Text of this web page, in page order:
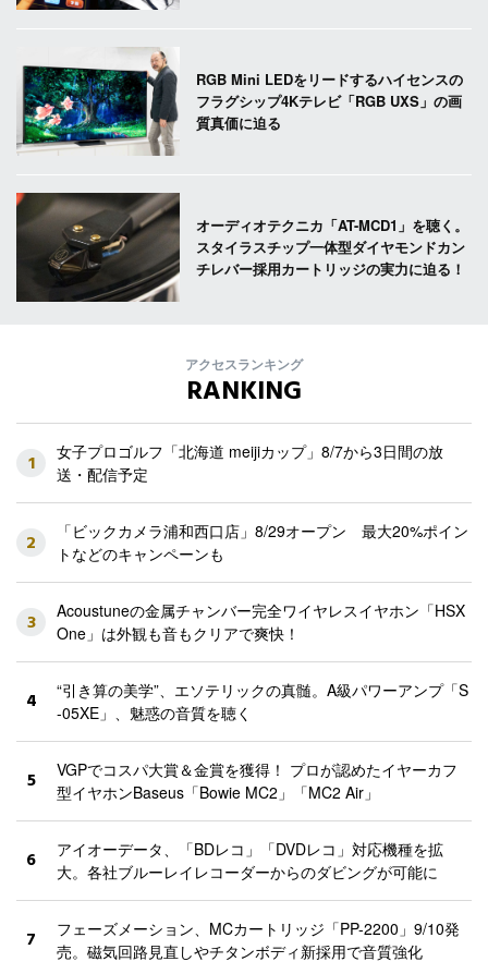
RGB Mini LEDをリードするハイセンスの
フラグシップ4Kテレビ「RGB UXS」の画
質真価に迫る
オーディオテクニカ「AT-MCD1」を聴く。
スタイラスチップ一体型ダイヤモンドカン
チレバー採用カートリッジの実力に迫る！
アクセスランキング
RANKING
1
女子プロゴルフ「北海道 meijiカップ」8/7から3日間の放
送・配信予定
2
「ビックカメラ浦和西口店」8/29オープン 最大20%ポイン
トなどのキャンペーンも
3
Acoustuneの金属チャンバー完全ワイヤレスイヤホン「HSX
One」は外観も音もクリアで爽快！
4
“引き算の美学”、エソテリックの真髄。A級パワーアンプ「S
-05XE」、魅惑の音質を聴く
5
VGPでコスパ大賞＆金賞を獲得！ プロが認めたイヤーカフ
型イヤホンBaseus「Bowie MC2」「MC2 Air」
6
アイオーデータ、「BDレコ」「DVDレコ」対応機種を拡
大。各社ブルーレイレコーダーからのダビングが可能に
7
フェーズメーション、MCカートリッジ「PP-2200」9/10発
売。磁気回路見直しやチタンボディ新採用で音質強化